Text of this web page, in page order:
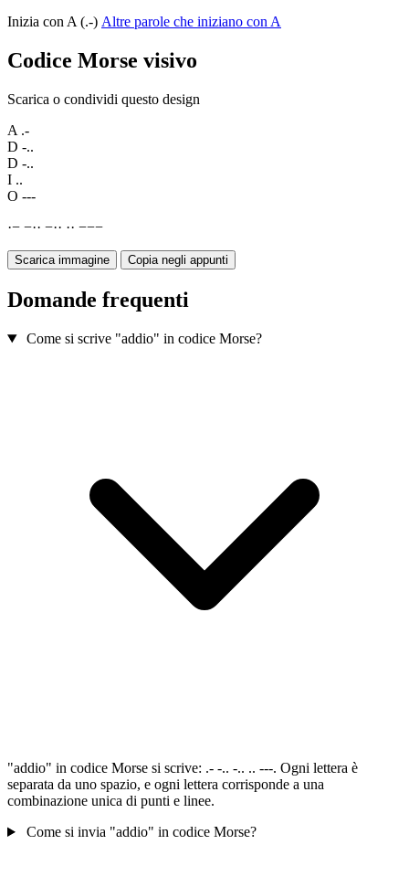
Inizia con A (.-) Altre parole che iniziano con A
Codice Morse visivo
Scarica o condividi questo design
A .-
D -..
D -..
I ..
O ---
·− −·· −·· ·· −−−
Scarica immagine Copia negli appunti
Domande frequenti
Come si scrive "addio" in codice Morse?
"addio" in codice Morse si scrive: .- -.. -.. .. ---. Ogni lettera è
separata da uno spazio, e ogni lettera corrisponde a una
combinazione unica di punti e linee.
Come si invia "addio" in codice Morse?